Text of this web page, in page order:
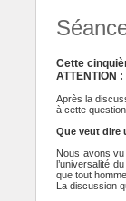
Cette
ATTENTION
Après la
à cette
Que veut dire
Nous avons vu
l’universalité
que tout
La discussion